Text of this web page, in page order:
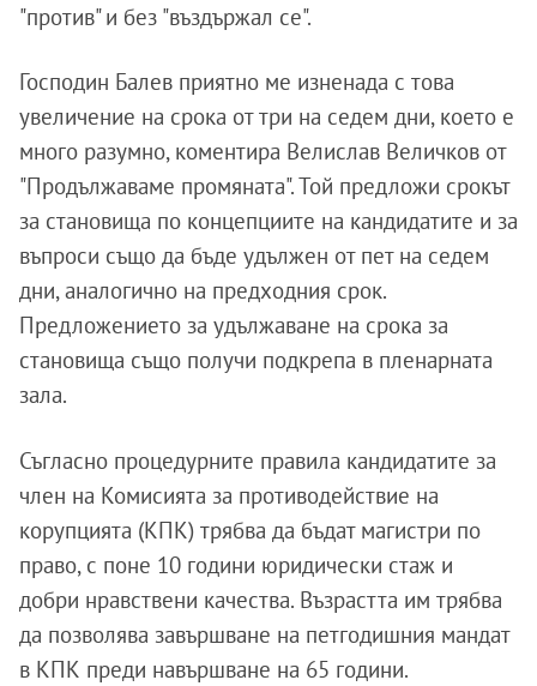
"против" и без "въздържал се".
Господин Балев приятно ме изненада с това
увеличение на срока от три на седем дни, което е
много разумно, коментира Велислав Величков от
"Продължаваме промяната". Той предложи срокът
за становища по концепциите на кандидатите и за
въпроси също да бъде удължен от пет на седем
дни, аналогично на предходния срок.
Предложението за удължаване на срока за
становища също получи подкрепа в пленарната
зала.
Съгласно процедурните правила кандидатите за
член на Комисията за противодействие на
корупцията (КПК) трябва да бъдат магистри по
право, с поне 10 години юридически стаж и
добри нравствени качества. Възрастта им трябва
да позволява завършване на петгодишния мандат
в КПК преди навършване на 65 години.